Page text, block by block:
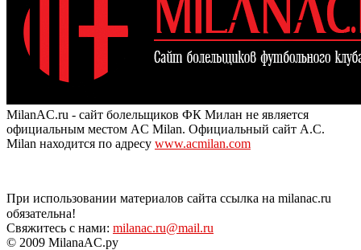
MilanAC.ru - сайт болельщиков ФК Милан не является
официальным местом AC Milan. Официальный сайт A.C.
Milan находится по адресу www.acmilan.com
При использовании материалов сайта ссылка на milanac.ru
обязательна!
Свяжитесь с нами: milanac.ru@mail.ru
© 2009 MilanaAC.ру